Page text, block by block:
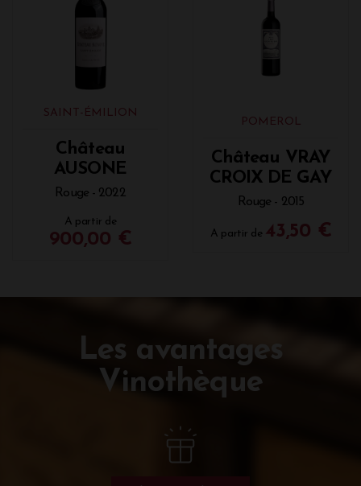
SAINT-ÉMILION
Château
AUSONE
Rouge - 2022
A partir de
900,00 €
POMEROL
Château VRAY
CROIX DE GAY
Rouge - 2015
A partir de 43,50 €
Les avantages
Vinothèque